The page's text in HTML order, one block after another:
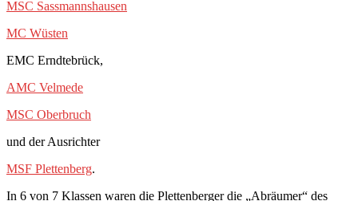
MSC Sassmannshausen
MC Wüsten
EMC Erndtebrück,
AMC Velmede
MSC Oberbruch
und der Ausrichter
MSF Plettenberg.
In 6 von 7 Klassen waren die Plettenberger die „Abräumer“ des